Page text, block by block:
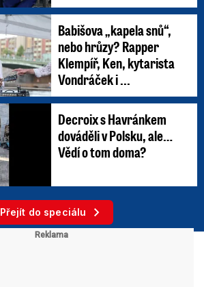
Babišova „kapela snů“,
nebo hrůzy? Rapper
Klempíř, Ken, kytarista
Vondráček i ...
Decroix s Havránkem
dováděli v Polsku, ale…
Vědí o tom doma?
Přejít do speciálu